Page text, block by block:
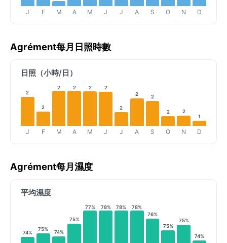
J F M A M J J A S O N D
Agrément每月日照時數
日照（小時/日）
2
J
2
F
2
M
2
A
2
M
2
J
2
J
2
A
2
S
2
O
2
N
1
D
Agrément每月濕度
平均濕度
74%
75%
74%
75%
77% 78% 78% 78%
76%
75%
75%
74%